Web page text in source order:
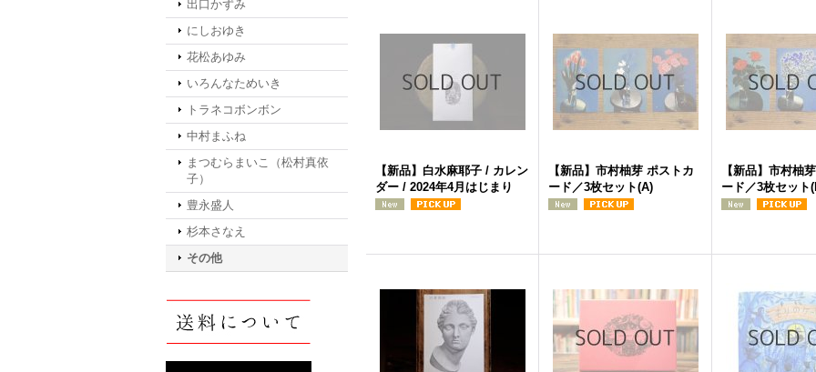
出口かずみ
にしおゆき
花松あゆみ
いろんなためいき
トラネコボンボン
中村まふね
まつむらまいこ（松村真依
子）
豊永盛人
杉本さなえ
その他
【新品】白水麻耶子 / カレン
ダー / 2024年4月はじまり
【新品】市村柚芽 ポストカ
ード／3枚セット(A)
【新品】市村柚
ード／3枚セット